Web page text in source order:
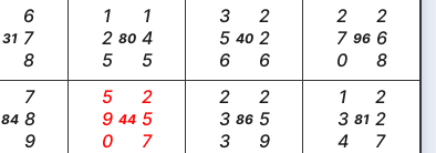
31 678 125 80145 356 40226 270 96268
84 789 590 44257 233 86259 134 81227